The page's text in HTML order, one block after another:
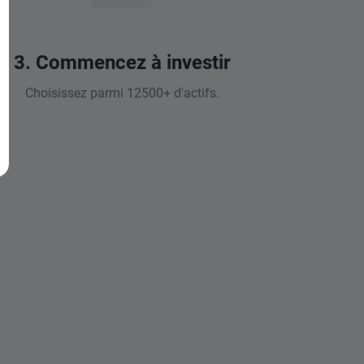
3. Commencez à investir
Choisissez parmi 12500+ d'actifs.